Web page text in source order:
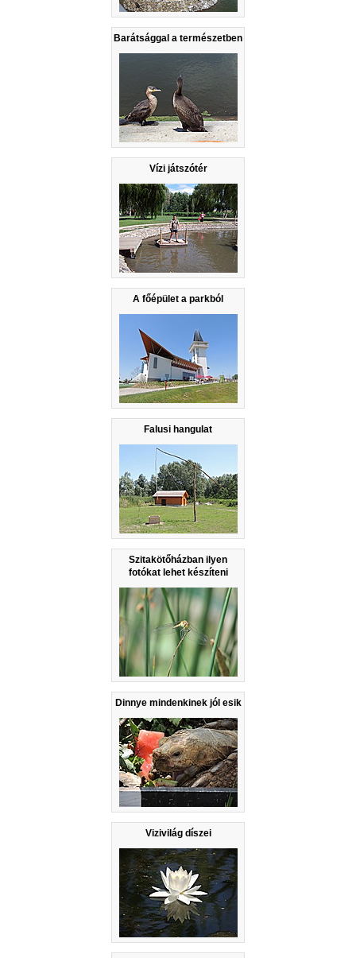
Barátsággal a természetben
Vízi játszótér
A főépület a parkból
Falusi hangulat
Szitakötőházban ilyen
fotókat lehet készíteni
Dinnye mindenkinek jól esik
Vizivilág díszei